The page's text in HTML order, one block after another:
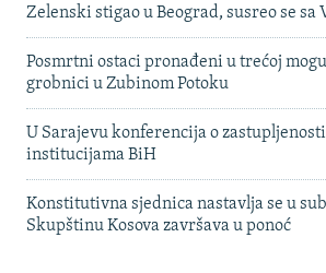
Zelenski stigao u Beograd, susreo se sa
Posmrtni ostaci pronađeni u trećoj
grobnici u Zubinom Potoku
U Sarajevu konferencija o
institucijama BiH
Konstitutivna sjednica nastavlja se u
Skupštinu Kosova završava u ponoć